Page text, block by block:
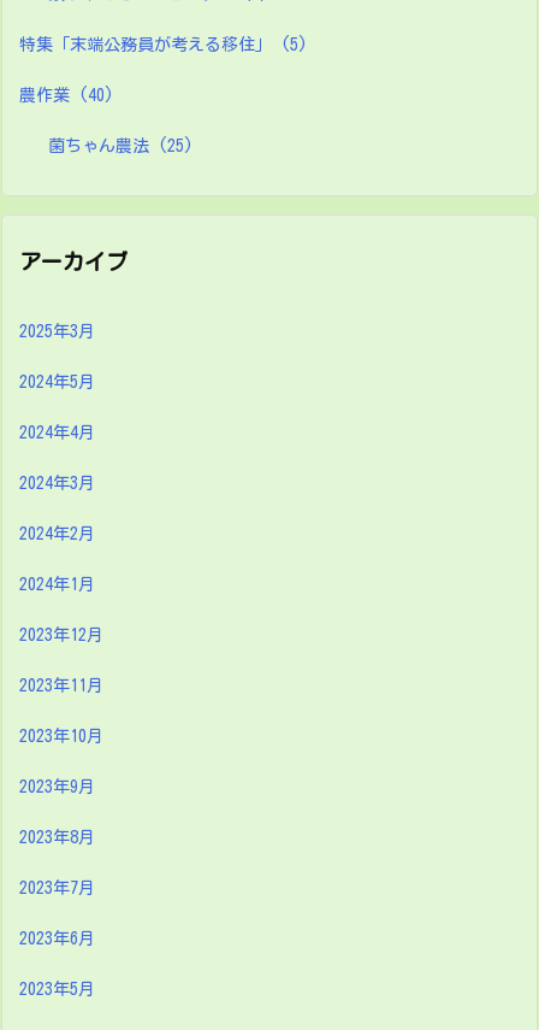
特集「末端公務員が考える移住」 (5)
農作業 (40)
菌ちゃん農法 (25)
アーカイブ
2025年3月
2024年5月
2024年4月
2024年3月
2024年2月
2024年1月
2023年12月
2023年11月
2023年10月
2023年9月
2023年8月
2023年7月
2023年6月
2023年5月